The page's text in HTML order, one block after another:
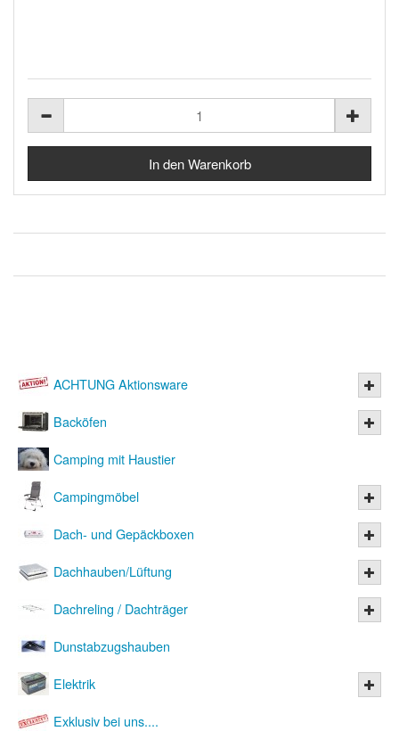
ACHTUNG Aktionsware
Backöfen
Camping mit Haustier
Campingmöbel
Dach- und Gepäckboxen
Dachhauben/Lüftung
Dachreling / Dachträger
Dunstabzugshauben
Elektrik
Exklusiv bei uns....